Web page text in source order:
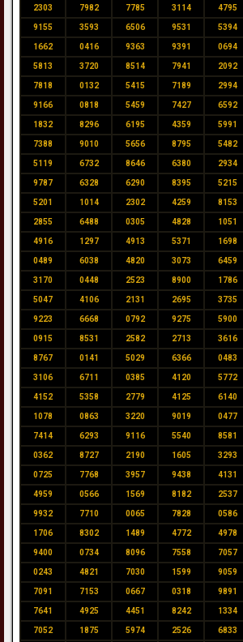
2303 7982 7785 3114 4795
9155 3593 6506 9531 5394
1662 0416 9363 9391 0694
5813 3720 8514 7941 2092
7818 0132 5415 7189 2994
9166 0818 5459 7427 6592
1832 8296 6195 4359 5991
7388 9010 5656 8795 5482
5119 6732 8646 6380 2934
9787 6328 6290 8395 5215
5201 1014 2302 4259 8153
2855 6488 0305 4828 1051
4916 1297 4913 5371 1698
0489 6038 4820 3073 6459
3170 0448 2523 8900 1786
5047 4106 2131 2695 3735
9223 6668 0792 9275 5900
0915 8531 2582 2713 3616
8767 0141 5029 6366 0483
3106 6711 0385 4120 5772
4152 5358 2779 4125 6140
1078 0863 3220 9019 0477
7414 6293 9116 5540 8581
0362 8727 2190 1605 3293
0725 7768 3957 9438 4131
4959 0566 1569 8182 2537
9932 7710 0065 7828 0586
1706 8302 1489 4772 4978
9400 0734 8096 7558 7057
0243 4821 7030 1599 9059
7091 7153 0667 0318 9891
7641 4925 4451 8242 1334
7052 1875 5974 2526 6833